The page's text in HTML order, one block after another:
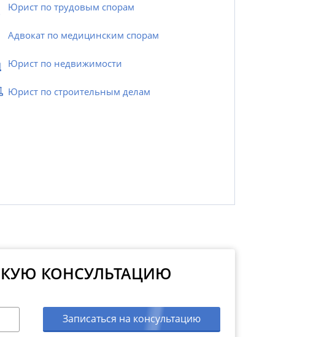
Юрист по трудовым спорам
Адвокат по медицинским спорам
Юрист по недвижимости
Юрист по строительным делам
КОНСУЛЬТАЦИЮ
Записаться на консультацию